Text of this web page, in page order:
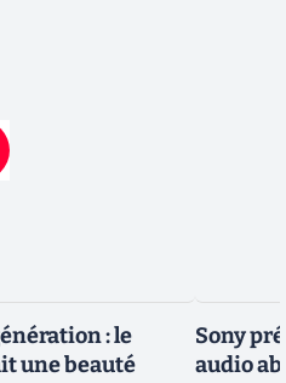
: le
une beauté
Sony
audio